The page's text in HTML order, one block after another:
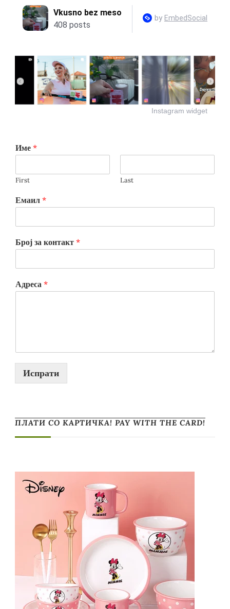
Instagram widget
Име *
First Last
Емаил *
Број за контакт *
Адреса *
Испрати
ПЛАТИ СО КАРТИЧКА! PAY WITH THE CARD!